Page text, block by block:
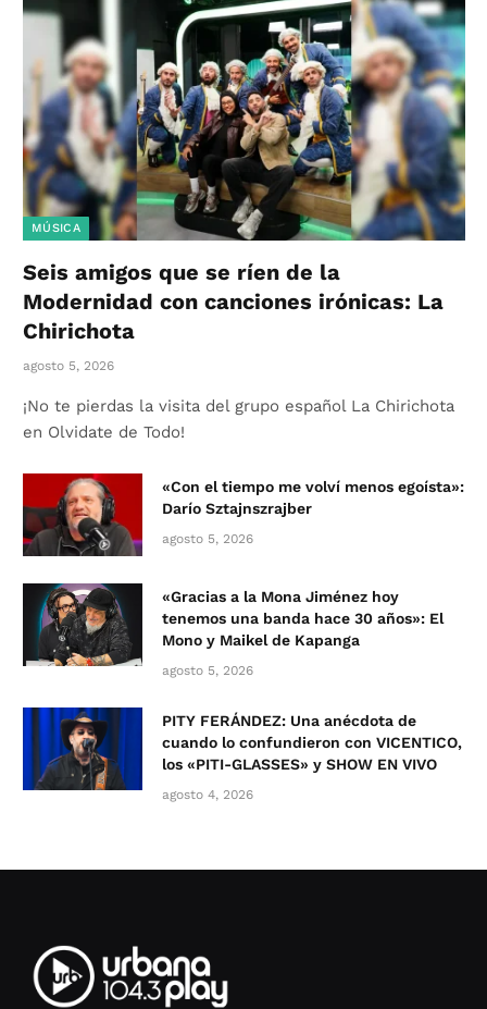
MÚSICA
Seis amigos que se ríen de la
Modernidad con canciones irónicas: La
Chirichota
agosto 5, 2026
¡No te pierdas la visita del grupo español La Chirichota
en Olvidate de Todo!
«Con el tiempo me volví menos egoísta»:
Darío Sztajnszrajber
agosto 5, 2026
«Gracias a la Mona Jiménez hoy
tenemos una banda hace 30 años»: El
Mono y Maikel de Kapanga
agosto 5, 2026
PITY FERÁNDEZ: Una anécdota de
cuando lo confundieron con VICENTICO,
los «PITI-GLASSES» y SHOW EN VIVO
agosto 4, 2026